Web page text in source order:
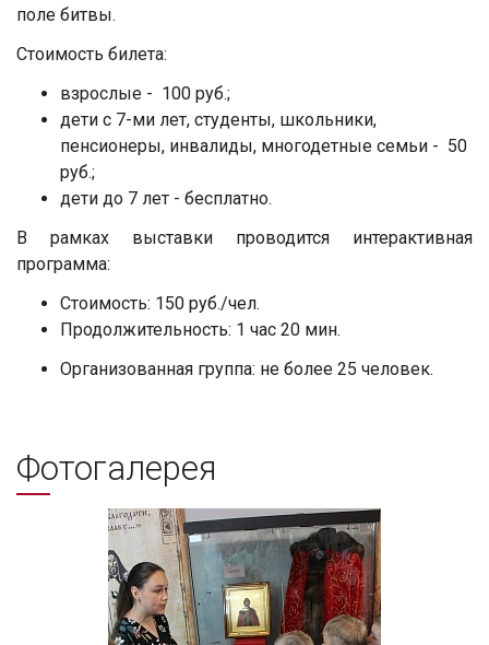
поле битвы.
Стоимость билета:
взрослые - 100 руб.;
дети с 7-ми лет, студенты, школьники,
пенсионеры, инвалиды, многодетные семьи - 50
руб.;
дети до 7 лет - бесплатно.
В рамках выставки проводится интерактивная
программа:
Стоимость: 150 руб./чел.
Продолжительность: 1 час 20 мин.
Организованная группа: не более 25 человек.
Фотогалерея